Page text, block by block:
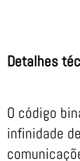
Detalhes
O código
infinidade